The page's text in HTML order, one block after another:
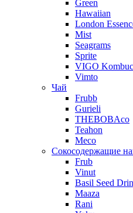
Green
Hawaiian
London
Mist
Seagrams
Sprite
VIGO
Vimto
Чай
Frubb
Gurieli
THEBOBAco
Teahon
Meco
Сокосодержащие
Frub
Vinut
Basil Seed
Maaza
Rani